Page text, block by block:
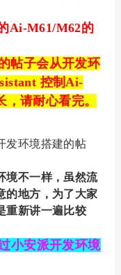
Ai-M61/M62的
帖子会从开发环
控制Ai-
请耐心看完。
发环境搭建的帖
境不一样，虽然流
的地方，为了大家
重新讲一遍比较
小安派开发环境